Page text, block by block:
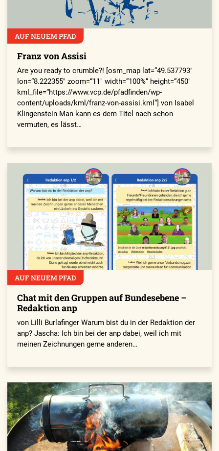
AUF NEUEM PFAD
Franz von Assisi
Are you ready to crumble?! [osm_map lat=“49.537793″
lon=“8.222355″ zoom=“11″ width=“100%“ height=“450″
kml_file=“https://www.vcp.de/pfadfinden/wp-
content/uploads/kml/franz-von-assisi.kml“] von Isabel
Klingenstein Man kann es dem Titel nach schon
vermuten, es lässt…
AUF NEUEM PFAD
Chat mit den Gruppen auf Bundesebene –
Redaktion anp
von Lilli Burlafinger Warum bist du in der Redaktion der
anp? Jascha: Ich bin bei der anp dabei, weil ich mit
meinen Zeichnungen gerne anderen…